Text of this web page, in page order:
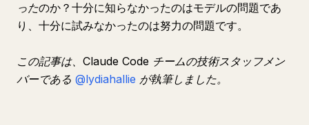
ったのか？十分に知らなかったのはモデルの問題であ
り、十分に試みなかったのは努力の問題です。
この記事は、Claude Code チームの技術スタッフメン
バーである @lydiahallie が執筆しました。